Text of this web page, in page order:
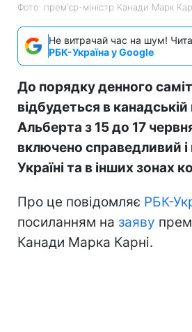
Фото: прем'єр-міністр Канади Марк
Не витрачай час на шум!
РБК-Україна у Google
До порядку денного
відбудеться в канадській
Альберта з 15 до 17
включено справедливий
Україні та в інших зонах
Про це повідомляє РБК-
посиланням на заяву
Канади Марка Карні.